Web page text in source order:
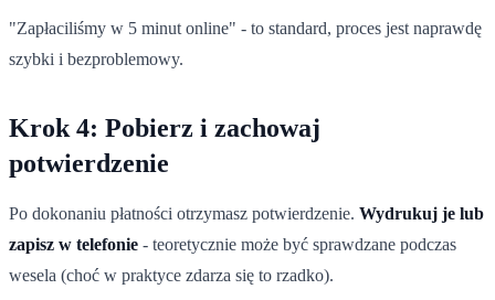
"Zapłaciliśmy w 5 minut online" - to standard, proces jest naprawdę
szybki i bezproblemowy.
Krok 4: Pobierz i zachowaj
potwierdzenie
Po dokonaniu płatności otrzymasz potwierdzenie. Wydrukuj je lub
zapisz w telefonie - teoretycznie może być sprawdzane podczas
wesela (choć w praktyce zdarza się to rzadko).